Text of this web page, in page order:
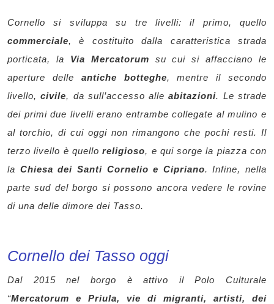
Cornello si sviluppa su tre livelli: il primo, quello
commerciale, è costituito dalla caratteristica strada
porticata, la Via Mercatorum su cui si affacciano le
aperture delle antiche botteghe, mentre il secondo
livello,civile, da sull’accesso alleabitazioni. Le strade
dei primi due livelli erano entrambe collegate al mulino e
al torchio, di cui oggi non rimangono che pochi resti. Il
terzo livello è quelloreligioso, e qui sorge la piazza con
la Chiesa dei Santi Cornelio e Cipriano. Infine, nella
parte sud del borgo si possono ancora vedere le rovine
di una delle dimore dei Tasso.
Cornello dei Tasso oggi
Dal 2015 nel borgo è attivo il Polo Culturale
“Mercatorum e Priula, vie di migranti, artisti, dei